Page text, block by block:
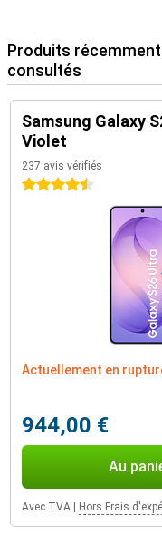
Produits récemment
consultés
Samsung Galaxy
Violet
237 avis vérifiés
4.5 étoiles
Actuellement en
944,00 €
Au
Avec TVA Hors Frais